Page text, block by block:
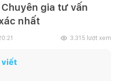
gia tư vấn
nhất
3.315 lượt xem
viết